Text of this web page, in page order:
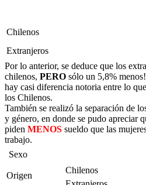
Chilenos
Extranjeros
Por lo anterior, se deduce que los
chilenos, PERO sólo un 5,8%
hay casi diferencia notoria entre lo
los Chilenos.
También se realizó la separación de
y género, en donde se pudo apreciar
piden MENOS sueldo que las
trabajo.
Sexo
Origen
Chilenos